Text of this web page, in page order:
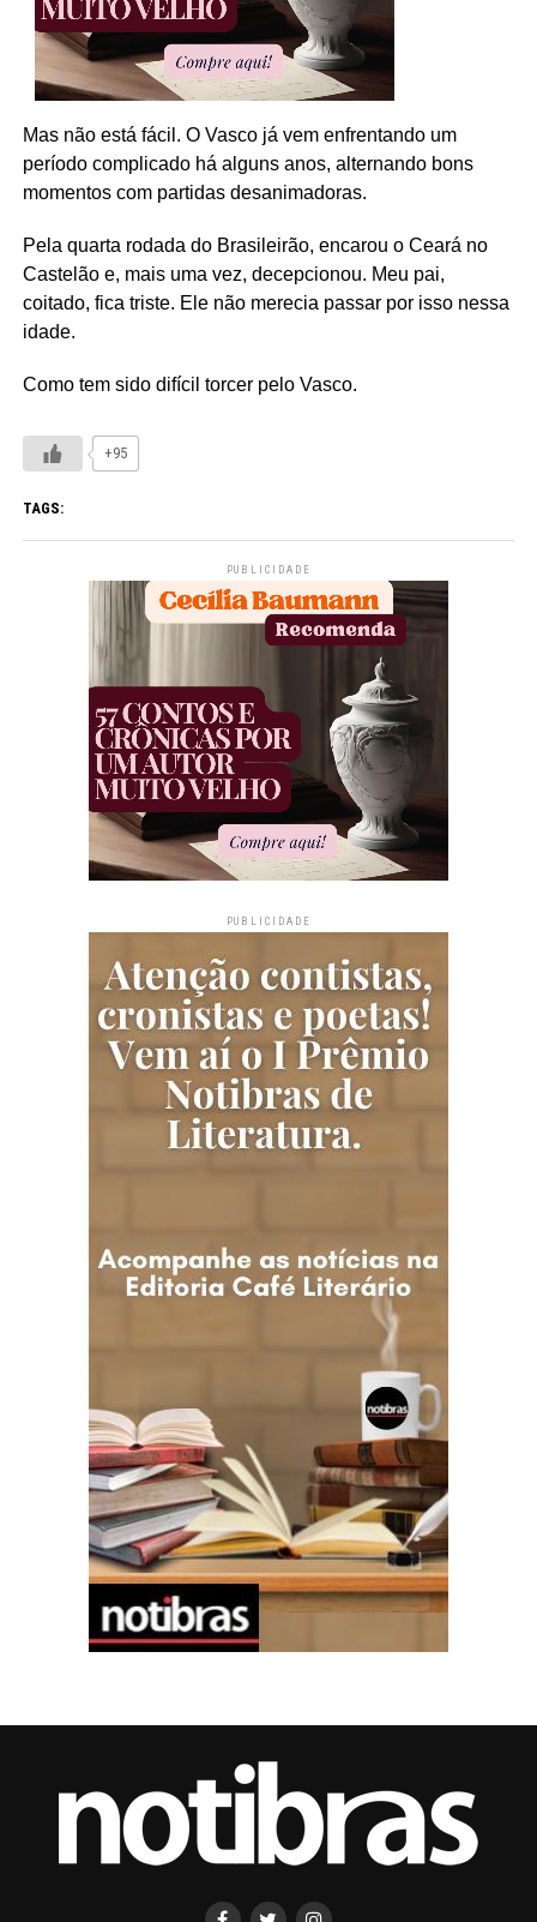
Mas não está fácil. O Vasco já vem enfrentando um
período complicado há alguns anos, alternando bons
momentos com partidas desanimadoras.
Pela quarta rodada do Brasileirão, encarou o Ceará no
Castelão e, mais uma vez, decepcionou. Meu pai,
coitado, fica triste. Ele não merecia passar por isso nessa
idade.
Como tem sido difícil torcer pelo Vasco.
+95
TAGS:
PUBLICIDADE
PUBLICIDADE